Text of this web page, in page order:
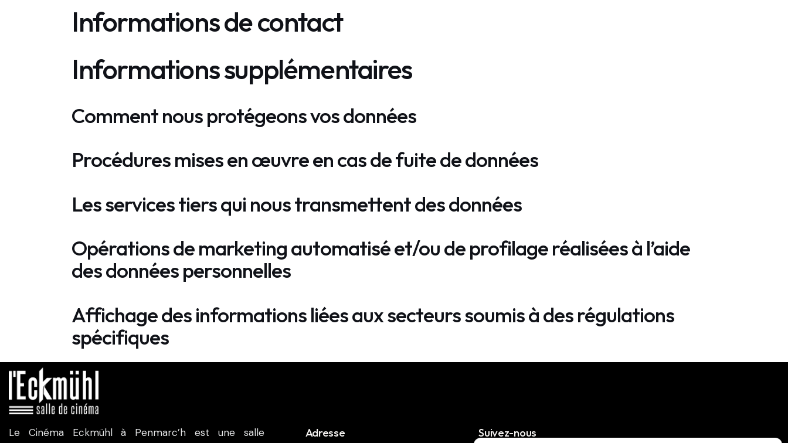
Informations de contact
Informations supplémentaires
Comment nous protégeons vos données
Procédures mises en œuvre en cas de fuite de données
Les services tiers qui nous transmettent des données
Opérations de marketing automatisé et/ou de profilage réalisées à l’aide
des données personnelles
Affichage des informations liées aux secteurs soumis à des régulations
spécifiques
Le Cinéma Eckmühl à Penmarc’h est une salle
Adresse Suivez-nous